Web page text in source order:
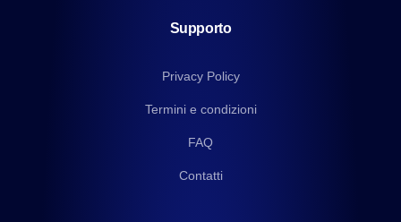
Supporto
Privacy Policy
Termini e condizioni
FAQ
Contatti